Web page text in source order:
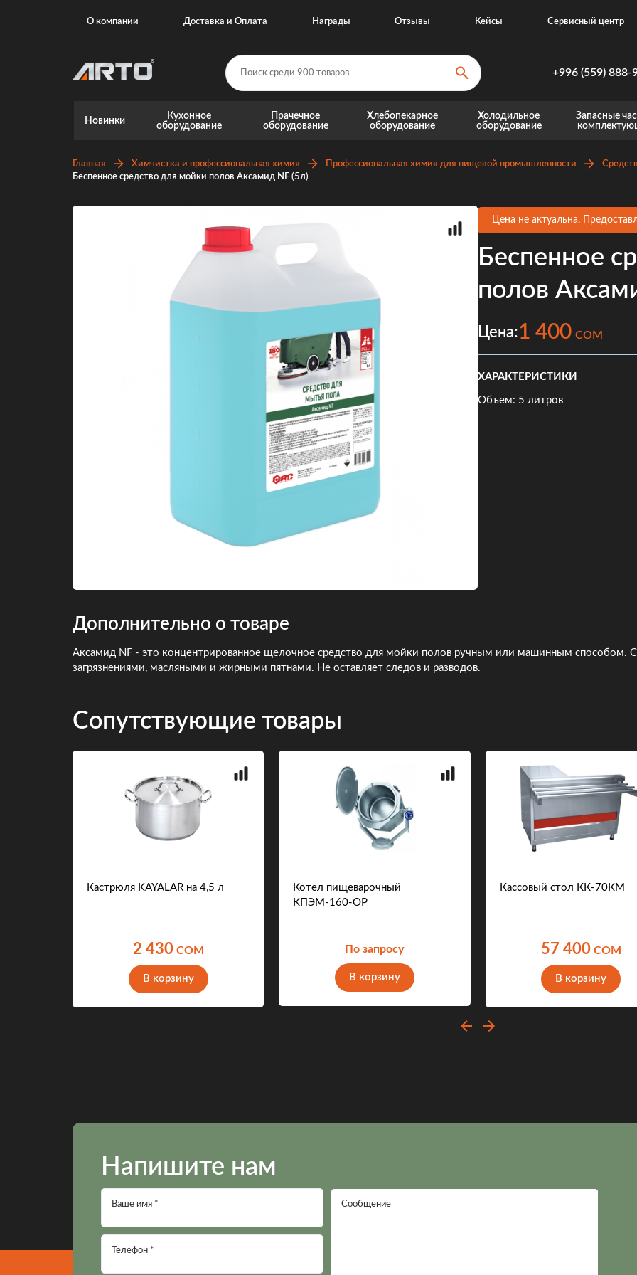
О компании Доставка и Оплата Награды Отзывы Кейсы Сервисный центр
+996 (559) 888-
+996 (559)
Новинки
Кухонное
оборудование
Прачечное
оборудование
Хлебопекарное
оборудование
Холодильное
оборудование
Запасные
Главная Химчистка и профессиональная химия Профессиональная химия для пищевой промышленности
Беспенное средство для мойки полов Аксамид NF (5л)
Цена не актуальна.
Беспенное
полов
Цена:1 400 COM
ХАРАКТЕРИСТИКИ
Объем: 5 литров
Дополнительно о товаре
Аксамид NF - это концентрированное щелочное средство для мойки полов ручным или машинным способом.
загрязнениями, масляными и жирными пятнами. Не оставляет следов и разводов.
Сопутствующие товары
Кастрюля KAYALAR на 4,5 л
2 430COM
В корзину
Котел пищеварочный
КПЭМ-160-ОР
По запросу
В корзину
Кассовый стол КК-70КМ
57 400COM
В корзину
Напишите нам
Ваше имя *
Телефон *
Сообщение